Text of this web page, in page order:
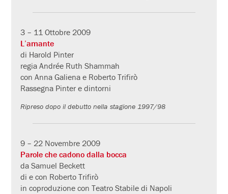
3 – 11 Ottobre 2009
L’amante
di Harold Pinter
regia Andrée Ruth Shammah
con Anna Galiena e Roberto Trifirò
Rassegna Pinter e dintorni
Ripreso dopo il debutto nella stagione 1997/98
9 – 22 Novembre 2009
Parole che cadono dalla bocca
da Samuel Beckett
di e con Roberto Trifirò
in coproduzione con Teatro Stabile di Napoli